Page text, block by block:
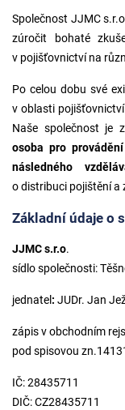
Společnost JJMC
zúročit bohaté
v pojišťovnictví na
Po celou dobu své
v oblasti
Naše společnost je
osoba pro
následného
o distribuci pojištění a
Základní údaje o
JJMC s.r.o.
sídlo společnosti:
jednatel: JUDr. Jan
zápis v obchodním
pod spisovou
IČ: 28435711
DIČ: CZ28435711